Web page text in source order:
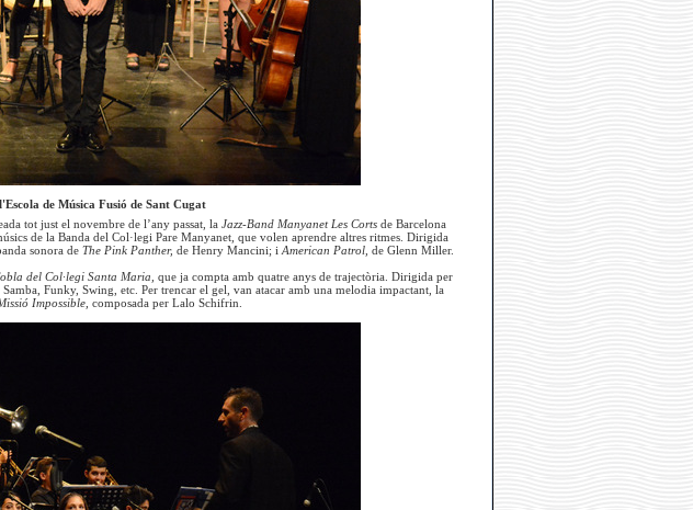
de Música Fusió de Sant Cugat
tot just el novembre de l’any passat, la Jazz-Band Manyanet Les Corts de Barcelona
de la Banda del Col·legi Pare Manyanet, que volen aprendre altres ritmes. Dirigida
sonora de The Pink Panther, de Henry Mancini; i American Patrol, de Glenn Miller.
del Col·legi Santa Maria, que ja compta amb quatre anys de trajectòria. Dirigida per
Funky, Swing, etc. Per trencar el gel, van atacar amb una melodia impactant, la
Impossible, composada per Lalo Schifrin.